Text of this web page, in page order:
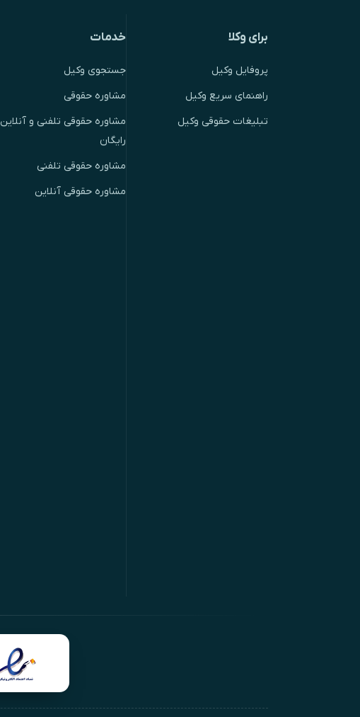
برای وکلا
پروفایل وکیل
راهنمای سریع وکیل
تبلیغات حقوقی وکیل
خدمات
جستجوی وکیل
مشاوره حقوقی
مشاوره حقوقی تلفنی و آنلاین
رایگان
مشاوره حقوقی تلفنی
مشاوره حقوقی آنلاین